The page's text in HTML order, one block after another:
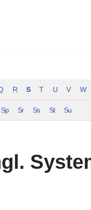
R S T U V W
Sp Sr Ss St Su